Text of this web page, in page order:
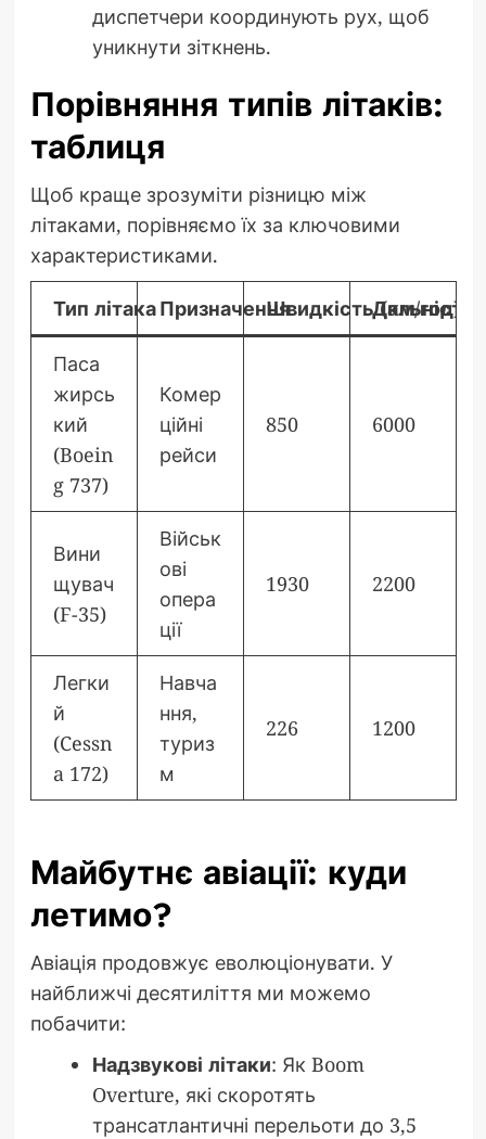
диспетчери координують рух, щоб
уникнути зіткнень.
Порівняння типів літаків:
таблиця
Щоб краще зрозуміти різницю між
літаками, порівняємо їх за ключовими
характеристиками.
Тип літакаПризначенняШвидкість (км/год)
Дальність
Паса
жирсь
кий
(Boein
g 737)
Комер
ційні
рейси
850 6000
Вини
щувач
(F-35)
Військ
ові
опера
ції
1930 2200
Легки
й
(Cessn
a 172)
Навча
ння,
туриз
м
226 1200
Майбутнє авіації: куди
летимо?
Авіація продовжує еволюціонувати. У
найближчі десятиліття ми можемо
побачити:
Надзвукові літаки: Як Boom
Overture, які скоротять
трансатлантичні перельоти до 3,5